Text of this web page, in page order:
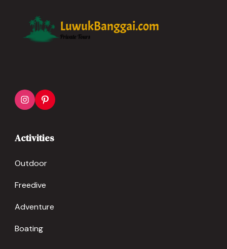
Activities
Outdoor
Freedive
Adventure
Boating